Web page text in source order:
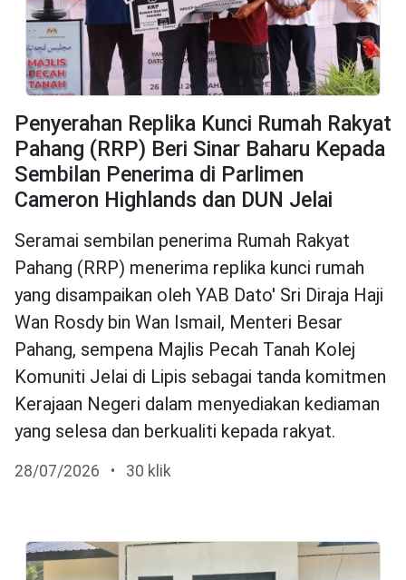
Penyerahan Replika Kunci Rumah Rakyat
Pahang (RRP) Beri Sinar Baharu Kepada
Sembilan Penerima di Parlimen
Cameron Highlands dan DUN Jelai
Seramai sembilan penerima Rumah Rakyat
Pahang (RRP) menerima replika kunci rumah
yang disampaikan oleh YAB Dato' Sri Diraja Haji
Wan Rosdy bin Wan Ismail, Menteri Besar
Pahang, sempena Majlis Pecah Tanah Kolej
Komuniti Jelai di Lipis sebagai tanda komitmen
Kerajaan Negeri dalam menyediakan kediaman
yang selesa dan berkualiti kepada rakyat.
28/07/2026 • 30 klik